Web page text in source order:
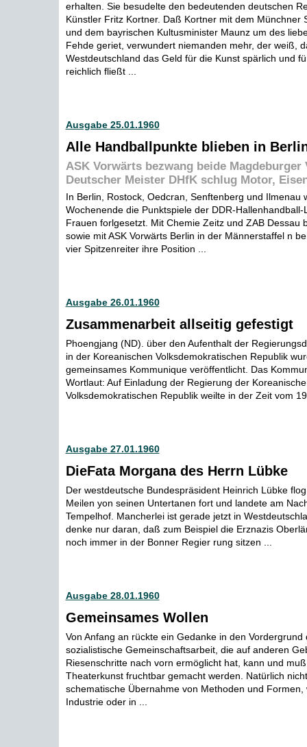
erhalten. Sie besudelte den bedeutenden deutschen
Künstler Fritz Kortner. Daß Kortner mit dem Münchner
und dem bayrischen Kultusminister Maunz um des
Fehde geriet, verwundert niemanden mehr, der weiß,
Westdeutschland das Geld für die Kunst spärlich und
reichlich fließt ...
Ausgabe 25.01.1960
Alle Handballpunkte blieben in
ASK Vorwärts bezwang beide Magdeburger
Deutscher Meister DHfK schlug Motor,
In Berlin, Rostock, Oedcran, Senftenberg und Ilmenau
Wochenende die Punktspiele der DDR-
Frauen forlgesetzt. Mit Chemie Zeitz und ZAB Dessau
sowie mit ASK Vorwärts Berlin in der Männerstaffel n
vier Spitzenreiter ihre Position ...
Ausgabe 26.01.1960
Zusammenarbeit allseitig gefestigt
Phoengjang (ND). über den Aufenthalt der
in der Koreanischen Volksdemokratischen Republik
gemeinsames Kommunique veröffentlicht. Das
Wortlaut: Auf Einladung der Regierung der
Volksdemokratischen Republik weilte in der Zeit vom
Ausgabe 27.01.1960
DieFata Morgana des Herrn Lübke
Der westdeutsche Bundespräsident Heinrich Lübke
Meilen yon seinen Untertanen fort und landete am
Tempelhof. Mancherlei ist gerade jetzt in
denke nur daran, daß zum Beispiel die Erznazis
noch immer in der Bonner Regier rung sitzen ...
Ausgabe 28.01.1960
Gemeinsames Wollen
Von Anfang an rückte ein Gedanke in den Vordergrund
sozialistische Gemeinschaftsarbeit, die auf anderen
Riesenschritte nach vorn ermöglicht hat, kann und
Theaterkunst fruchtbar gemacht werden. Natürlich
schematische Übernahme von Methoden und Formen,
Industrie oder in ...